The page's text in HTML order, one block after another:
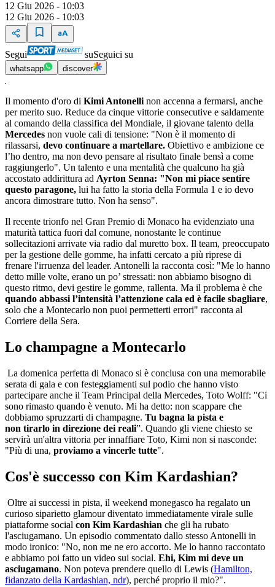
12 Giu 2026 - 10:03
12 Giu 2026 - 10:03
Segui suSeguici su
whatsapp discover
Il momento d'oro di Kimi Antonelli non accenna a fermarsi, anche
per merito suo. Reduce da cinque vittorie consecutive e saldamente
al comando della classifica del Mondiale, il giovane talento della
Mercedes non vuole cali di tensione: "Non è il momento di
rilassarsi, devo continuare a martellare. Obiettivo e ambizione ce
l’ho dentro, ma non devo pensare al risultato finale bensì a come
raggiungerlo". Un talento e una mentalità che qualcuno ha già
accostato addirittura ad Ayrton Senna: "Non mi piace sentire
questo paragone, lui ha fatto la storia della Formula 1 e io devo
ancora dimostrare tutto. Non ha senso".
Il recente trionfo nel Gran Premio di Monaco ha evidenziato una
maturità tattica fuori dal comune, nonostante le continue
sollecitazioni arrivate via radio dal muretto box. Il team, preoccupato
per la gestione delle gomme, ha infatti cercato a più riprese di
frenare l'irruenza del leader. Antonelli la racconta così: "Me lo hanno
detto mille volte, erano un po’ stressati: non abbiamo bisogno di
questo ritmo, devi gestire le gomme, rallenta. Ma il problema è che
quando abbassi l’intensità l’attenzione cala ed è facile sbagliare,
solo che a Montecarlo non puoi permetterti errori" racconta al
Corriere della Sera.
Lo champagne a Montecarlo
La domenica perfetta di Monaco si è conclusa con una memorabile
serata di gala e con festeggiamenti sul podio che hanno visto
partecipare anche il Team Principal della Mercedes, Toto Wolff: "Ci
sono rimasto quando è venuto. Mi ha detto: non scappare che
dobbiamo spruzzarti di champagne. Tu bagna la pista e
non tirarlo in direzione dei reali”. Quando gli viene chiesto se
servirà un'altra vittoria per innaffiare Toto, Kimi non si nasconde:
"Più di una, proviamo a vincerle tutte".
Cos'è successo con Kim Kardashian?
Oltre ai successi in pista, il weekend monegasco ha regalato un
curioso siparietto glamour diventato immediatamente virale sulle
piattaforme social con Kim Kardashian che gli ha rubato
l'asciugamano. Un episodio commentato dallo stesso Antonelli in
modo ironico: "No, non me ne ero accorto. Me lo hanno raccontato
e abbiamo poi fatto un video sui social. Ehi, Kim mi deve un
asciugamano. Non poteva prendere quello di Lewis (Hamilton,
fidanzato della Kardashian, ndr), perché proprio il mio?".